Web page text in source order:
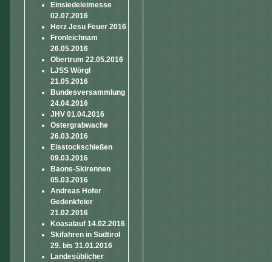
Einsiedeleimesse
02.07.2016
Herz Jesu Feuer 2016
Fronleichnam
26.05.2016
Obertrum 22.05.2016
LJSS Wörgl
21.05.2016
Bundesversammlung
24.04.2016
JHV 01.04.2016
Ostergrabwache
26.03.2016
Eisstockschießen
09.03.2016
Baons-Skirennen
05.03.2016
Andreas Hofer
Gedenkfeier
21.02.2016
Koasalauf 14.02.2016
Skifahren in Südtirol
29. bis 31.01.2016
Landesüblicher